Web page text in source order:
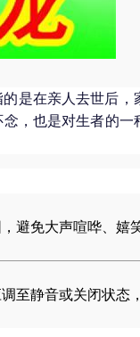
是在亲人去世后
，也是对生者的
避免大声喧哗、嬉
至静音或关闭状态